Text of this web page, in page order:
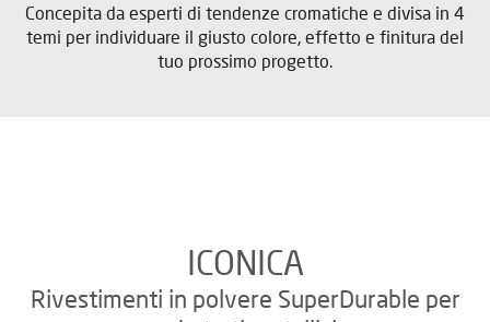
Concepita da esperti di tendenze cromatiche e divisa in 4
temi per individuare il giusto colore, effetto e finitura del
tuo prossimo progetto.
ICONICA
Rivestimenti in polvere SuperDurable per